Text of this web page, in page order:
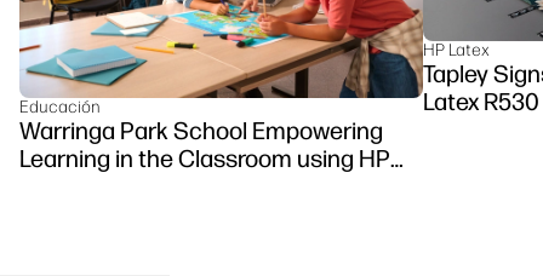
Educación
Warringa Park School Empowering
Learning in the Classroom using HP
HP Latex
Tapley
Latex